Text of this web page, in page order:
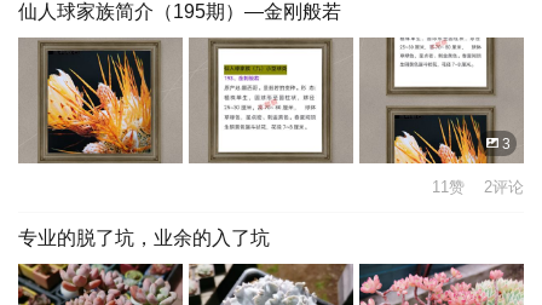
仙人球家族简介（195期）—金刚般若
3
11赞 2评论
专业的脱了坑，业余的入了坑